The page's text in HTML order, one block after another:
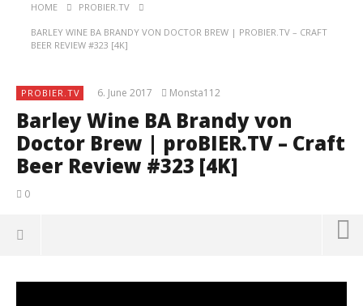
HOME PROBIER.TV
BARLEY WINE BA BRANDY VON DOCTOR BREW | PROBIER.TV – CRAFT
BEER REVIEW #323 [4K]
PROBIER.TV 6. June 2017 Monsta112
Barley Wine BA Brandy von
Doctor Brew | proBIER.TV – Craft
Beer Review #323 [4K]
0